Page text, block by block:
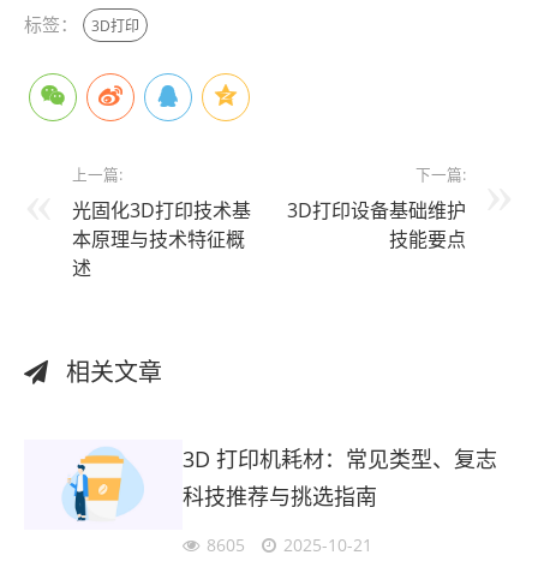
标签： 3D打印
上一篇:
光固化3D打印技术基
本原理与技术特征概
述
下一篇:
3D打印设备基础维护
技能要点
相关文章
3D 打印机耗材：常见类型、复志
科技推荐与挑选指南
8605 2025-10-21